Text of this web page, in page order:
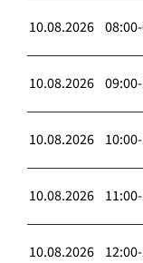
10.08.2026
10.08.2026
10.08.2026
10.08.2026
10.08.2026